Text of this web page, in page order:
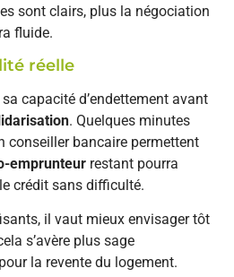
sont clairs, plus la négociation
fluide.
réelle
capacité d’endettement avant
. Quelques minutes
conseiller bancaire permettent
emprunteur restant pourra
crédit sans difficulté.
il vaut mieux envisager tôt
s’avère plus sage
la revente du logement.